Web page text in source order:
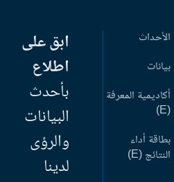
الأحداث
بيانات
أكاديمية المعرفة
بطاقة أداء
النتائج (E)
ابق على
اطلاع
بأحدث
البيانات
والرؤى
لدينا